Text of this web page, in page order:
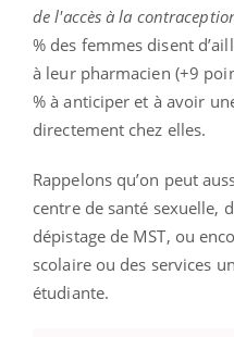
de l'accès à la
% des femmes disent
à leur pharmacien (+9
% à anticiper et à avoir
directement chez elles.
Rappelons qu’on peut
centre de santé sexuelle,
dépistage de MST, ou
scolaire ou des services
étudiante.